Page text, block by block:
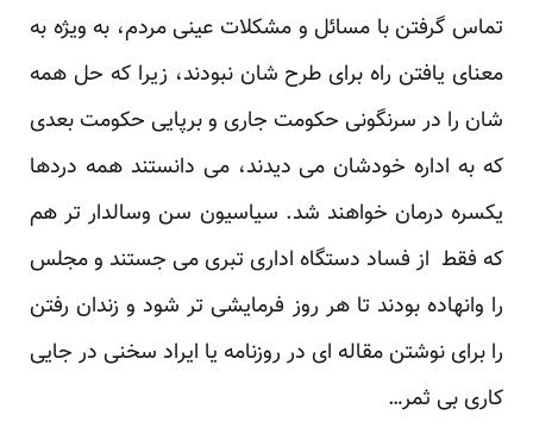
تماس گرفتن با مسائل و مشکلات عینی مردم، به ویژه به
معنای یافتن راه برای طرح شان نبودند، زیرا که حل همه
شان را در سرنگونی حکومت جاری و برپایی حکومت بعدی
که به اداره خودشان می دیدند، می دانستند همه دردها
یکسره درمان خواهند شد. سیاسیون سن وسالدار تر هم
که فقط از فساد دستگاه اداری تبری می جستند و مجلس
را وانهاده بودند تا هر روز فرمایشی تر شود و زندان رفتن
را برای نوشتن مقاله ای در روزنامه یا ایراد سخنی در جایی
کاری بی ثمر…